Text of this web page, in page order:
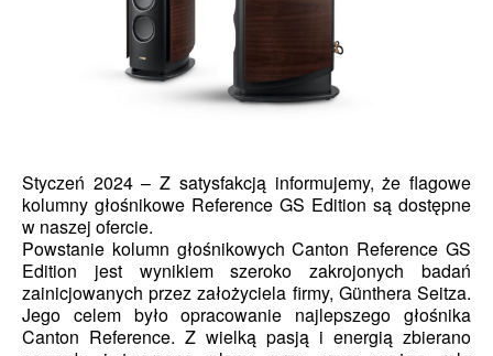
Styczeń 2024 – Z satysfakcją informujemy, że flagowe
kolumny głośnikowe Reference GS Edition są dostępne
w naszej ofercie.
Powstanie kolumn głośnikowych Canton Reference GS
Edition jest wynikiem szeroko zakrojonych badań
zainicjowanych przez założyciela firmy, Günthera Seitza.
Jego celem było opracowanie najlepszego głośnika
Canton Reference. Z wielką pasją i energią zbierano